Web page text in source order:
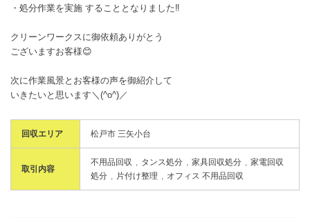
・処分作業を実施 することとなりました‼️
クリーンワークスに御依頼ありがとう
ございますお客様😊
次に作業風景とお客様の声を御紹介して
いきたいと思います＼(^o^)／
回収エリア 松戸市 三矢小台
取引内容
不用品回収 タンス処分 家具回収処分
家電回収
処分
片付け整理 オフィス 不用品回収